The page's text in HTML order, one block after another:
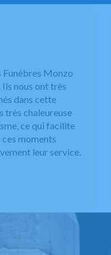
Funèbres Monzo
nous ont très
dans cette
très chaleureuse
ce qui facilite
ces moments
leur service.